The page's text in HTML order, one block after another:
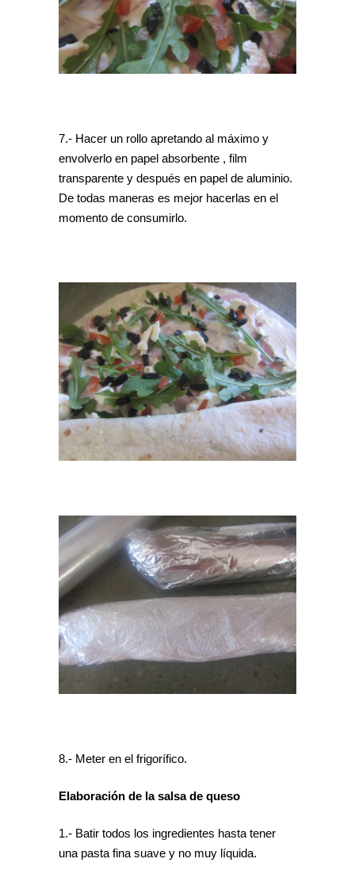
7.- Hacer un rollo apretando al máximo y
envolverlo en papel absorbente , film
transparente y después en papel de aluminio.
De todas maneras es mejor hacerlas en el
momento de consumirlo.
8.- Meter en el frigorífico.
Elaboración de la salsa de queso
1.- Batir todos los ingredientes hasta tener
una pasta fina suave y no muy líquida.